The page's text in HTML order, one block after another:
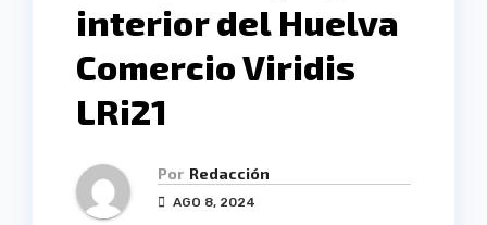
interior del Huelva
Comercio Viridis
LRi21
Por Redacción
AGO 8, 2024